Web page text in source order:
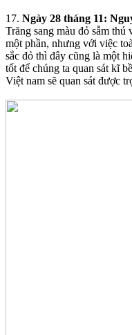
17. Ngày 28 tháng 11:
Trăng sang màu đỏ sẫm
một phần, nhưng với việc
sắc đỏ thì đây cũng là một
tốt để chúng ta quan sát kĩ
Việt nam sẽ quan sát được